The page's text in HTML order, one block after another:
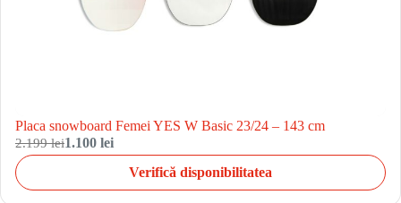
Placa snowboard Femei YES W Basic 23/24 – 143 cm
2.199 lei1.100 lei
Verifică disponibilitatea